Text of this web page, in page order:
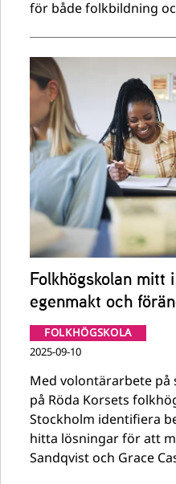
för både folkbildning
Folkhögskolan
egenmakt och
FOLKHÖGSKOLA
2025-09-10
Med volontärarbete på
på Röda Korsets
Stockholm identifiera
hitta lösningar för att
Sandqvist och Grace